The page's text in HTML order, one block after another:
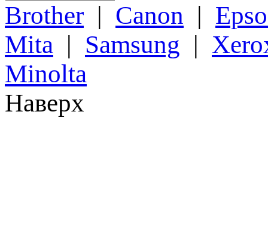
Brother | Canon |
Mita | Samsung |
Minolta
Наверх